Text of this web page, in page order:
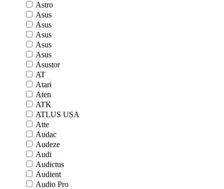
Astro
Asus
Asus
Asus
Asus
Asus
Asustor
AT
Atari
Aten
ATK
ATLUS USA
Atte
Audac
Audeze
Audi
Audictus
Audient
Audio Pro